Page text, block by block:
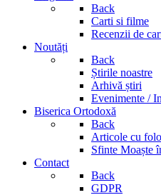
Back
Carti si filme
Recenzii de
Noutăți
Back
Știrile noastre
Arhivă știri
Evenimente /
Biserica Ortodoxă
Back
Articole cu
Sfinte Moaște
Contact
Back
GDPR